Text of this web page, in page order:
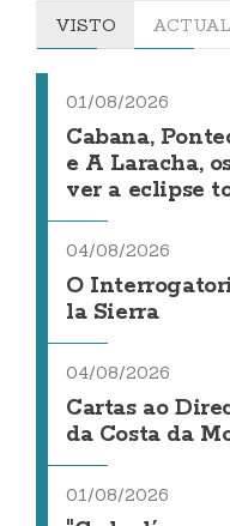
VISTO ACTUAL
01/08/2026
Cabana,
e A Laracha,
ver a eclipse
04/08/2026
O
la Sierra
04/08/2026
Cartas ao
da Costa da
01/08/2026